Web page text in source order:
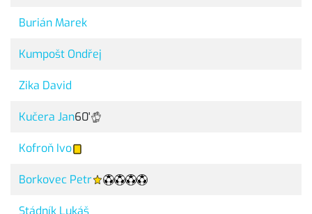
Burián Marek
Kumpošt Ondřej
Zika David
Kučera Jan60'
Kofroň Ivo
Borkovec Petr